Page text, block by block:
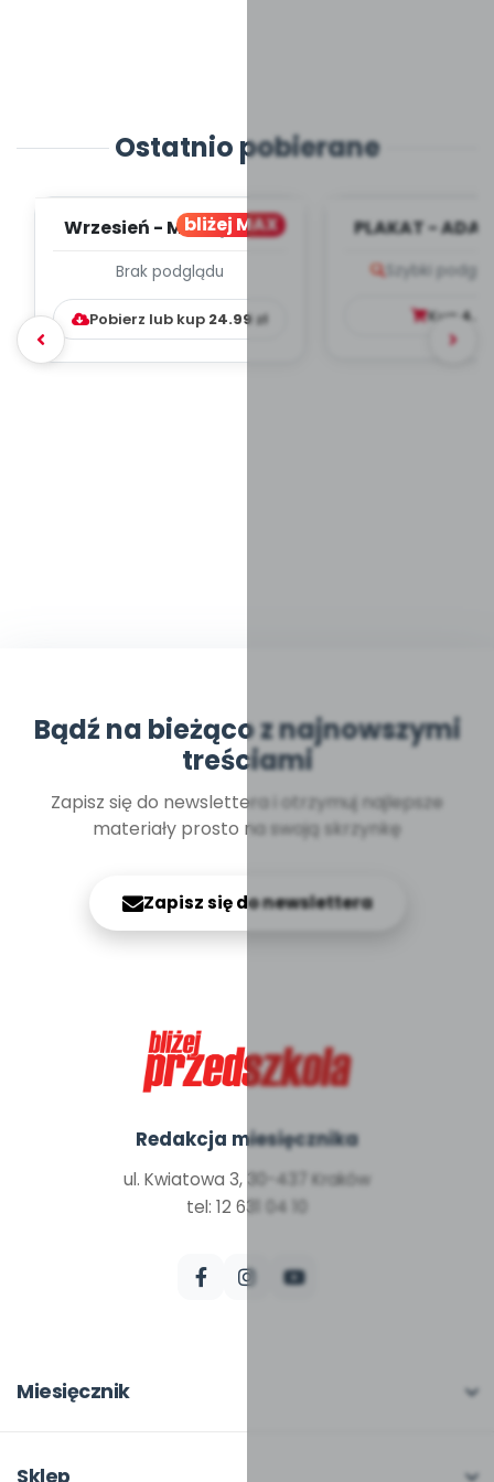
Ostatnio pobierane
bliżej MAX
Wrzesień - MIESIĘCZNY
WYCHOWAWCZO –
DYDAKTYC...
Brak podglądu
Pobierz lub kup 24.99zł
PLAKAT -
Szybki
Kup
Bądź na bieżąco z najnowszymi
treściami
Zapisz się do newslettera i otrzymuj najlepsze
materiały prosto na swoją skrzynkę
Zapisz się do newslettera
Redakcja miesięcznika
ul. Kwiatowa 3, 30-437 Kraków
tel: 12 631 04 10
Miesięcznik
W numerze
Sklep